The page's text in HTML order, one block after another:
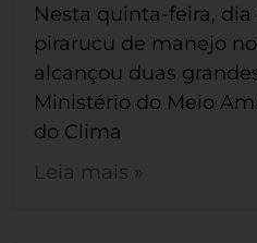
Nesta quinta-feira, dia
pirarucu de manejo
alcançou duas
Ministério do Meio
do Clima
Leia mais »